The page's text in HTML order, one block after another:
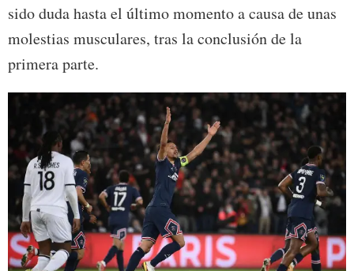
sido duda hasta el último momento a causa de unas
molestias musculares, tras la conclusión de la
primera parte.